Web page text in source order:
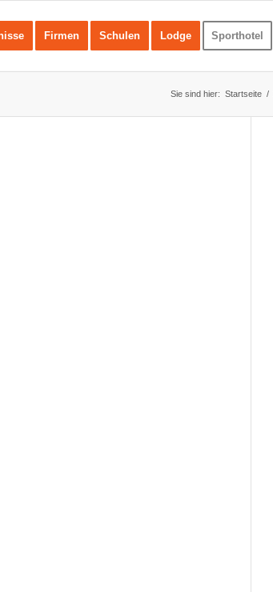
Firmen Schulen Lodge Sporthotel
Sie sind hier: Startseite /